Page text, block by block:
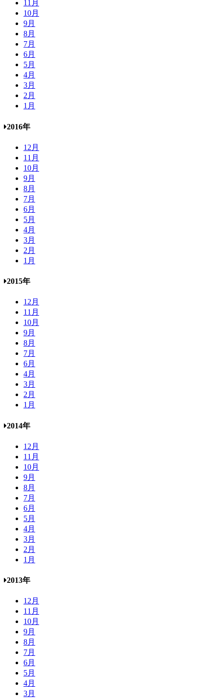
11月
10月
9月
8月
7月
6月
5月
4月
3月
2月
1月
2016年
12月
11月
10月
9月
8月
7月
6月
5月
4月
3月
2月
1月
2015年
12月
11月
10月
9月
8月
7月
6月
4月
3月
2月
1月
2014年
12月
11月
10月
9月
8月
7月
6月
5月
4月
3月
2月
1月
2013年
12月
11月
10月
9月
8月
7月
6月
5月
4月
3月